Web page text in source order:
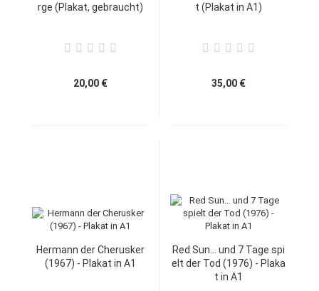
rge (Plakat, gebraucht)
20,00 €
t (Plakat in A1)
35,00 €
Hermann der Cherusker
(1967) - Plakat in A1
Red Sun… und 7 Tage spi
elt der Tod (1976) - Plaka
t in A1